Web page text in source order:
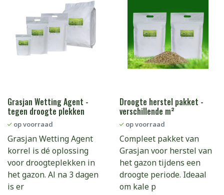
Grasjan Wetting Agent -
tegen droogte plekken
op voorraad
Grasjan Wetting Agent
korrel is dé oplossing
voor droogteplekken in
het gazon. Al na 3 dagen
is er
Droogte herstel pakket -
verschillende m²
op voorraad
Compleet pakket van
Grasjan voor herstel van
het gazon tijdens een
droogte periode. Ideaal
om kale p